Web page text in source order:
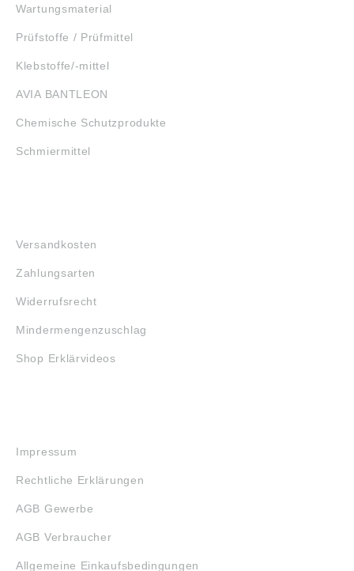
Wartungsmaterial
Prüfstoffe / Prüfmittel
Klebstoffe/-mittel
AVIA BANTLEON
Chemische Schutzprodukte
Schmiermittel
Versandkosten
Zahlungsarten
Widerrufsrecht
Mindermengenzuschlag
Shop Erklärvideos
Impressum
Rechtliche Erklärungen
AGB Gewerbe
AGB Verbraucher
Allgemeine Einkaufsbedingungen